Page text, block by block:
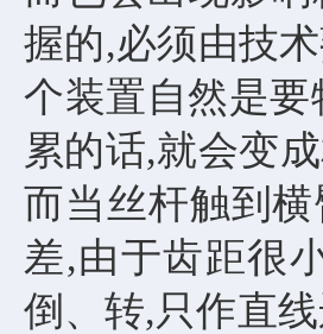
握的,必须由技
个装置自然是
累的话,就会变
而当丝杆触到
差,由于齿距很
倒、转,只作直